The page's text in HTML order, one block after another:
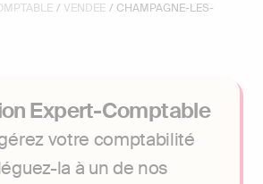
/ VENDEE / CHAMPAGNE-LES-
Expert-Comptable
votre comptabilité
la à un de nos